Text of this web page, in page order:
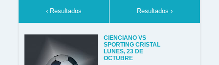
‹ Resultados Resultados ›
CIENCIANO VS
SPORTING CRISTAL
LUNES, 23 DE
OCTUBRE